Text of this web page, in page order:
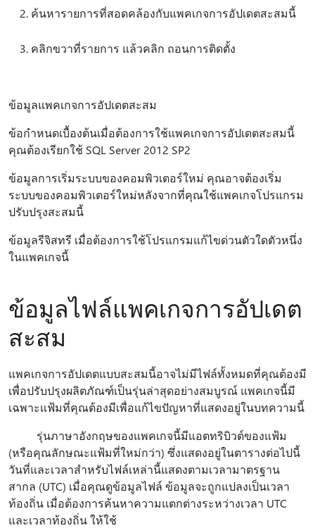
ค้นหารายการที่สอดคล้องกับแพคเกจการอัปเดตสะสมนี้
คลิกขวาที่รายการ แล้วคลิก ถอนการติดตั้ง
ข้อมูลแพคเกจการอัปเดตสะสม
ข้อกําหนดเบื้องต้นเมื่อต้องการใช้แพคเกจการอัปเดตสะสมนี้
คุณต้องเรียกใช้ SQL Server 2012 SP2
ข้อมูลการเริ่มระบบของคอมพิวเตอร์ใหม่ คุณอาจต้องเริ่ม
ระบบของคอมพิวเตอร์ใหม่หลังจากที่คุณใช้แพคเกจโปรแกรม
ปรับปรุงสะสมนี้
ข้อมูลรีจิสทรี เมื่อต้องการใช้โปรแกรมแก้ไขด่วนตัวใดตัวหนึ่ง
ในแพคเกจนี้
ข้อมูลไฟล์แพคเกจการอัปเดต
สะสม
แพคเกจการอัปเดตแบบสะสมนี้อาจไม่มีไฟล์ทั้งหมดที่คุณต้องมี
เพื่อปรับปรุงผลิตภัณฑ์เป็นรุ่นล่าสุดอย่างสมบูรณ์ แพคเกจนี้มี
เฉพาะแฟ้มที่คุณต้องมีเพื่อแก้ไขปัญหาที่แสดงอยู่ในบทความนี้
รุ่นภาษาอังกฤษของแพคเกจนี้มีแอตทริบิวต์ของแฟ้ม
(หรือคุณลักษณะแฟ้มที่ใหม่กว่า) ซึ่งแสดงอยู่ในตารางต่อไปนี้
วันที่และเวลาสำหรับไฟล์เหล่านี้แสดงตามเวลามาตรฐาน
สากล (UTC) เมื่อคุณดูข้อมูลไฟล์ ข้อมูลจะถูกแปลงเป็นเวลา
ท้องถิ่น เมื่อต้องการค้นหาความแตกต่างระหว่างเวลา UTC
และเวลาท้องถิ่น ให้ใช้